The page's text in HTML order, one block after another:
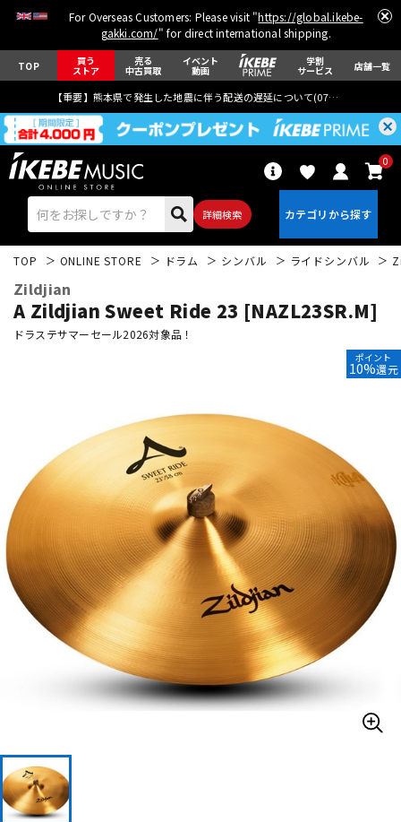
For Overseas Customers: Please visit "https://global.ikebe-
gakki.com/" for direct international shipping.
TOP 買う
ストア
売る
中古買取
イベント
動画
学割
サービス 店舗一覧
【重要】熊本県で発生した地震に伴う配送の遅延について(07月29日
詳細検索
0
ベース ウクレレ
ドラム
キーボード 電子ピアノ
管楽器 その他楽器
エフェクター
TOP ONLINE STORE ドラム シンバル ライドシンバル
Zildjian
A Zildjian Sweet Ride 23 [NAZL23SR.M]
ドラステサマーセール2026対象品！
ポイント
10%還元